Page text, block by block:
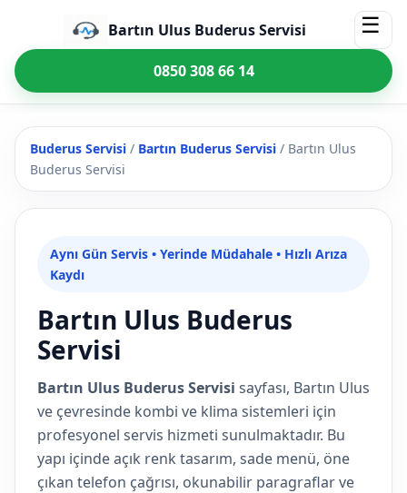
Bartın Ulus Buderus Servisi ☰
0850 308 66 14
Buderus Servisi / Bartın Buderus Servisi / Bartın Ulus
Buderus Servisi
Aynı Gün Servis • Yerinde Müdahale • Hızlı Arıza
Kaydı
Bartın Ulus Buderus
Servisi
Bartın Ulus Buderus Servisi sayfası, Bartın Ulus
ve çevresinde kombi ve klima sistemleri için
profesyonel servis hizmeti sunulmaktadır. Bu
yapı içinde açık renk tasarım, sade menü, öne
çıkan telefon çağrısı, okunabilir paragraflar ve